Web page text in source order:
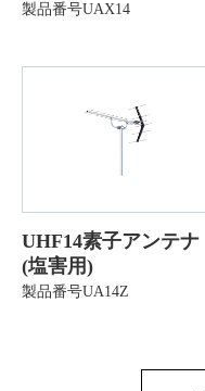
製品番号UAX14
UHF14素子アンテナ
(塩害用)
製品番号UA14Z